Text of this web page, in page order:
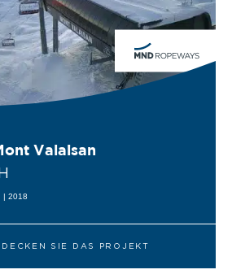
Valaisan
| 2018
SIE DAS PROJEKT